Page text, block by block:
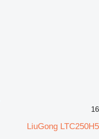
16
LiuGong LTC250H5